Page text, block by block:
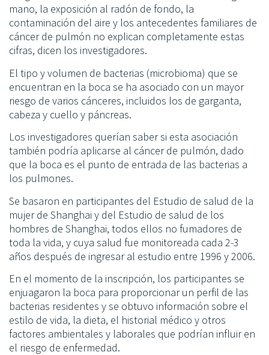
mano, la exposición al radón de fondo, la
contaminación del aire y los antecedentes familiares de
cáncer de pulmón no explican completamente estas
cifras, dicen los investigadores.
El tipo y volumen de bacterias (microbioma) que se
encuentran en la boca se ha asociado con un mayor
riesgo de varios cánceres, incluidos los de garganta,
cabeza y cuello y páncreas.
Los investigadores querían saber si esta asociación
también podría aplicarse al cáncer de pulmón, dado
que la boca es el punto de entrada de las bacterias a
los pulmones.
Se basaron en participantes del Estudio de salud de la
mujer de Shanghai y del Estudio de salud de los
hombres de Shanghai, todos ellos no fumadores de
toda la vida, y cuya salud fue monitoreada cada 2-3
años después de ingresar al estudio entre 1996 y 2006.
En el momento de la inscripción, los participantes se
enjuagaron la boca para proporcionar un perfil de las
bacterias residentes y se obtuvo información sobre el
estilo de vida, la dieta, el historial médico y otros
factores ambientales y laborales que podrían influir en
el riesgo de enfermedad.